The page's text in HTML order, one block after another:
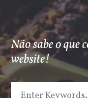
Não sabe o que
website!